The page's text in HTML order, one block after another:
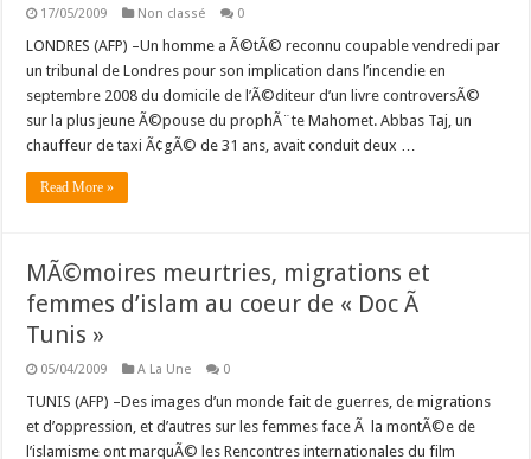
17/05/2009 Non classé 0
LONDRES (AFP) –Un homme a Ã©tÃ© reconnu coupable vendredi par
un tribunal de Londres pour son implication dans l’incendie en
septembre 2008 du domicile de l’Ã©diteur d’un livre controversÃ©
sur la plus jeune Ã©pouse du prophÃ¨te Mahomet. Abbas Taj, un
chauffeur de taxi Ã¢gÃ© de 31 ans, avait conduit deux …
Read More »
MÃ©moires meurtries, migrations et
femmes d’islam au coeur de « Doc Ã
Tunis »
05/04/2009 A La Une 0
TUNIS (AFP) –Des images d’un monde fait de guerres, de migrations
et d’oppression, et d’autres sur les femmes face Ã la montÃ©e de
l’islamisme ont marquÃ© les Rencontres internationales du film